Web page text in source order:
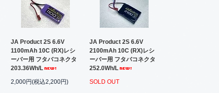
JA Product 2S 6.6V
1100mAh 10C (RX)レシ
ーバー用 フタバコネクタ
203.36Wh/L
2,000円(税込2,200円)
JA Product 2S 6.6V
2100mAh 10C (RX)レシ
ーバー用 フタバコネクタ
252.0Wh/L
SOLD OUT